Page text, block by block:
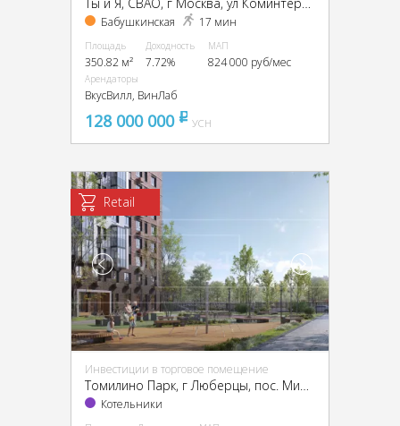
Бабушкинская 17 мин
Площадь
350.82 м²
Доходность
7.72%
МАП
824 000 руб/мес
Арендаторы
ВкусВилл, ВинЛаб
128 000 000 pуб
УСН
Retail
Инвестиции в торговое помещение
Котельники